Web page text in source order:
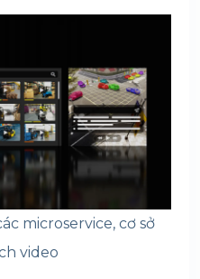
microservice, cơ sở
video